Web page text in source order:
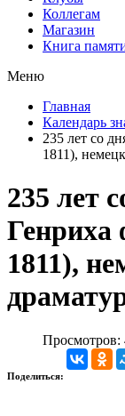
Коллегам
Магазин
Книга
Меню
Главная
Календарь
235 лет со
1811),
235 лет
Генриха
1811),
Просмотров:
Поделиться: